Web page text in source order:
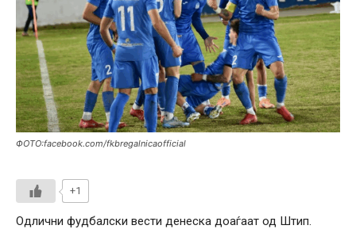
ФОТО:facebook.com/fkbregalnicaofficial
+1
Одлични фудбалски вести денеска доаѓаат од Штип.